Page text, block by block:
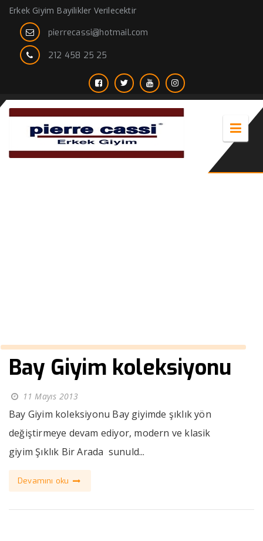
Erkek Giyim Bayilikler Verilecektir
pierrecassi@hotmail.com
212 458 25 25
Bay Giyim koleksiyonu
11 Mayıs 2013
Bay Giyim koleksiyonu Bay giyimde şıklık yön
değiştirmeye devam ediyor, modern ve klasik
giyim Şıklık Bir Arada sunuld...
Devamını oku